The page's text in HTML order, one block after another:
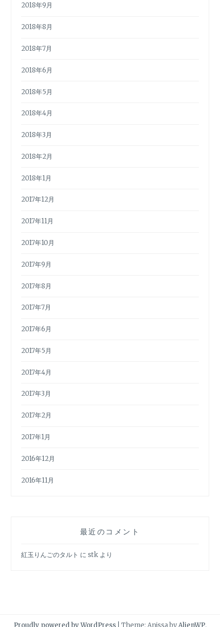
2018年9月
2018年8月
2018年7月
2018年6月
2018年5月
2018年4月
2018年3月
2018年2月
2018年1月
2017年12月
2017年11月
2017年10月
2017年9月
2017年8月
2017年7月
2017年6月
2017年5月
2017年4月
2017年3月
2017年2月
2017年1月
2016年12月
2016年11月
最近のコメント
紅玉りんごのタルト にstk より
Proudly powered by WordPress Theme: Anissa byAlienWP.